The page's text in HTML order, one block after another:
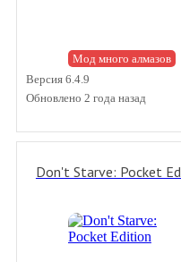
Мод много алмазов
Версия 6.4.9
Обновлено 2 года назад
Don't Starve: Pocket